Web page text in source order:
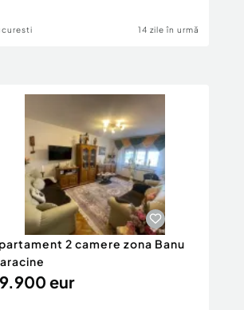
14 zile în urmă
2 camere zona Banu
eur